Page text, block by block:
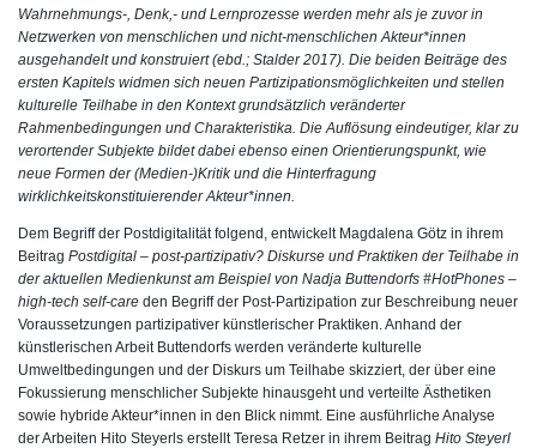
Wahrnehmungs-, Denk,- und Lernprozesse werden mehr als je zuvor in
Netzwerken von menschlichen und nicht-menschlichen Akteur*innen
ausgehandelt und konstruiert (ebd.; Stalder 2017). Die beiden Beiträge des
ersten Kapitels widmen sich neuen Partizipationsmöglichkeiten und stellen
kulturelle Teilhabe in den Kontext grundsätzlich veränderter
Rahmenbedingungen und Charakteristika. Die Auflösung eindeutiger, klar zu
verortender Subjekte bildet dabei ebenso einen Orientierungspunkt, wie
neue Formen der (Medien-)Kritik und die Hinterfragung
wirklichkeitskonstituierender Akteur*innen.
Dem Begriff der Postdigitalität folgend, entwickelt Magdalena Götz in ihrem
Beitrag Postdigital – post-partizipativ? Diskurse und Praktiken der Teilhabe in
der aktuellen Medienkunst am Beispiel von Nadja Buttendorfs #HotPhones –
high-tech self-care den Begriff der Post-Partizipation zur Beschreibung neuer
Voraussetzungen partizipativer künstlerischer Praktiken. Anhand der
künstlerischen Arbeit Buttendorfs werden veränderte kulturelle
Umweltbedingungen und der Diskurs um Teilhabe skizziert, der über eine
Fokussierung menschlicher Subjekte hinausgeht und verteilte Ästhetiken
sowie hybride Akteur*innen in den Blick nimmt. Eine ausführliche Analyse
der Arbeiten Hito Steyerls erstelltTeresa Retzer in ihrem Beitrag Hito Steyerl